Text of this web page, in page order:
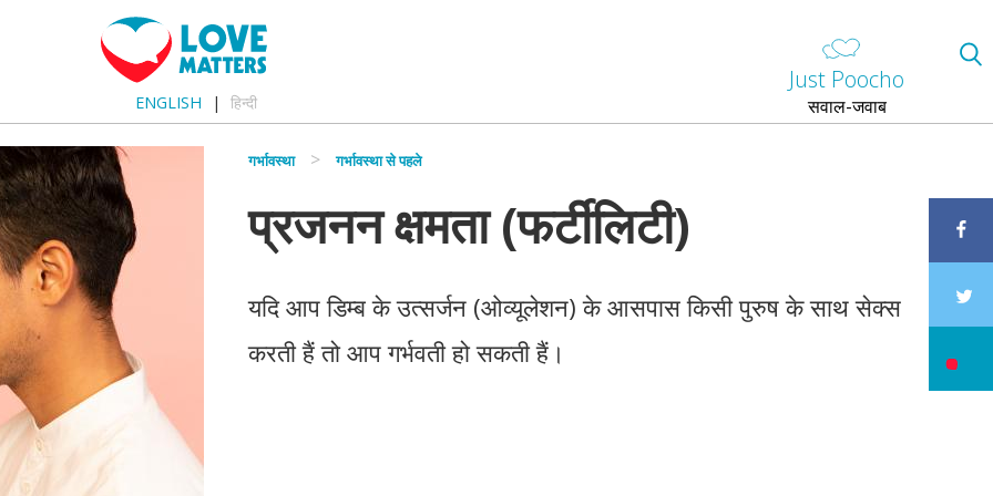
ENGLISH हिन्दी
Just Poocho
सवाल-जवाब
गर्भावस्था गर्भावस्था से पहले
प्रजनन क्षमता (फर्टीलिटी)
यदि आप डिम्ब के उत्सर्जन (ओव्यूलेशन) के आसपास किसी पुरुष के साथ सेक्स
करती हैं तो आप गर्भवती हो सकती हैं।